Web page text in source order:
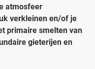
atmosfeer
verkleinen en/of je
primaire smelten van
gieterijen en